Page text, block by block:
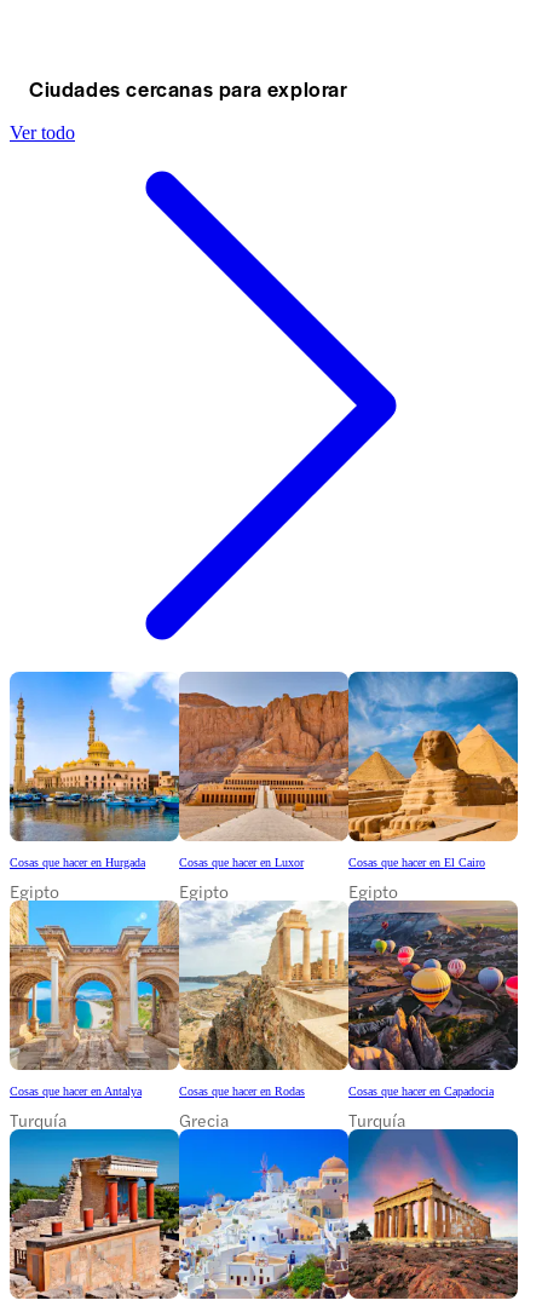
Ciudades cercanas para explorar
Ver todo
Cosas que hacer en Hurgada
Egipto
Cosas que hacer en Luxor
Egipto
Cosas que hacer en El Cairo
Egipto
Cosas que hacer en Antalya
Turquía
Cosas que hacer en Rodas
Grecia
Cosas que hacer en Capadocia
Turquía